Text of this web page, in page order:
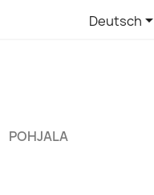
Deutsch
POHJALA